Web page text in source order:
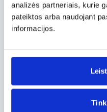
analizės partneriais, kurie
pateiktos arba naudojant
informacijos.
Skrydžio rezervacija
Užsakymo
Nuolaidos kodas